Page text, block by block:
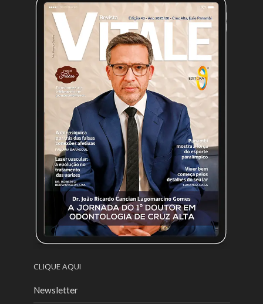
CLIQUE AQUI
Newsletter